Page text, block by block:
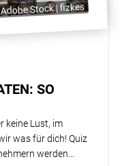
Stock | fizkes
SO
keine Lust, im
was für dich! Quiz
werden